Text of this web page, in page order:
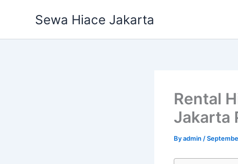
Sewa Hiace Jakarta
Rental
Jakarta
Byadmin /